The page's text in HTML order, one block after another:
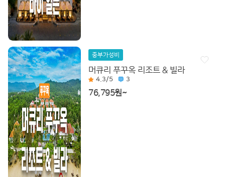
중부가성비
머큐리 푸꾸옥 리조트 & 빌라
4.3/5 3
76,795원~